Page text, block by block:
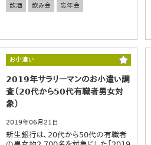
飲酒 飲み会 忘年会
お小遣い
2019年サラリーマンのお小遣い調
査（20代から50代有職者男女対
象）
2019年06月21日
新生銀行は、20代から50代の有職者